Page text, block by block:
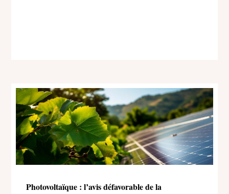
Photovoltaïque : l’avis défavorable de la